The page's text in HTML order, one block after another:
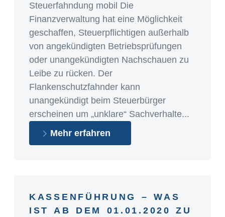
Steuerfahndung mobil Die
Finanzverwaltung hat eine Möglichkeit
geschaffen, Steuerpflichtigen außerhalb
von angekündigten Betriebsprüfungen
oder unangekündigten Nachschauen zu
Leibe zu rücken. Der
Flankenschutzfahnder kann
unangekündigt beim Steuerbürger
erscheinen um „unklare“ Sachverhalte...
Mehr erfahren
KASSENFÜHRUNG – WAS
IST AB DEM 01.01.2020 ZU